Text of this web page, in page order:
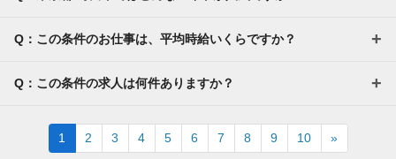
Q：この条件のお仕事は、平均時給いくらですか？
Q：この条件の求人は何件ありますか？
1 2 3 4 5 6 7 8 9 10 »Next